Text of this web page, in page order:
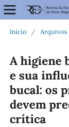
Início / Arquivos
A higiene
e sua
bucal: os
devem
crítica